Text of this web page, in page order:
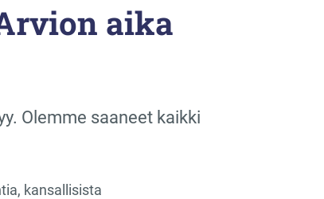
aika
Olemme saaneet kaikki
kansallisista